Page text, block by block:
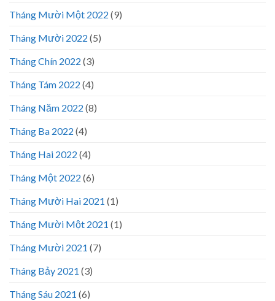
Tháng Mười Một 2022 (9)
Tháng Mười 2022 (5)
Tháng Chín 2022 (3)
Tháng Tám 2022 (4)
Tháng Năm 2022 (8)
Tháng Ba 2022 (4)
Tháng Hai 2022 (4)
Tháng Một 2022 (6)
Tháng Mười Hai 2021 (1)
Tháng Mười Một 2021 (1)
Tháng Mười 2021 (7)
Tháng Bảy 2021 (3)
Tháng Sáu 2021 (6)